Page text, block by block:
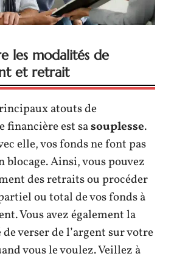
les modalités de
et retrait
atouts de
financière est sasouplesse.
elle, vos fonds ne font pas
blocage. Ainsi, vous pouvez
des retraits ou procéder
ou total de vos fonds à
Vous avez également la
verser de l’argent sur votre
vous le voulez. Veillez à